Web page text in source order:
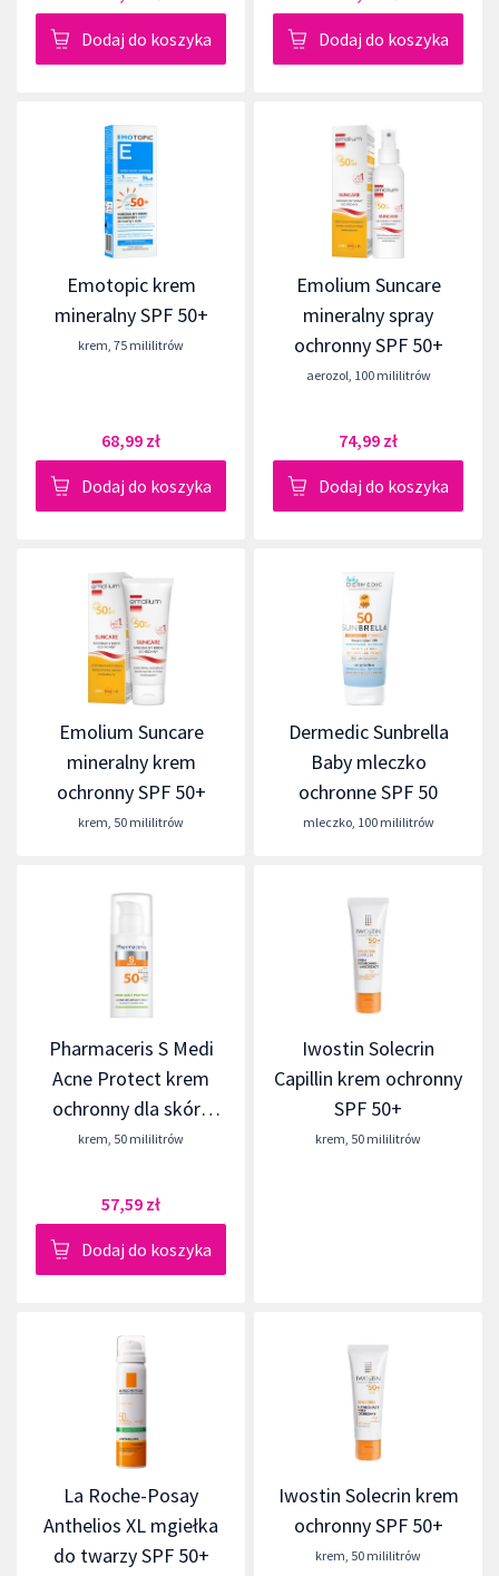
Dodaj do koszyka Dodaj do koszyka
Emotopic krem
mineralny SPF 50+
krem, 75 mililitrów
68,99 zł
Dodaj do koszyka
Emolium Suncare
mineralny spray
ochronny SPF 50+
aerozol, 100 mililitrów
74,99 zł
Dodaj do koszyka
Emolium Suncare
mineralny krem
ochronny SPF 50+
krem, 50 mililitrów
Dermedic Sunbrella
Baby mleczko
ochronne SPF 50
mleczko, 100 mililitrów
Pharmaceris S Medi
Acne Protect krem
ochronny dla skóry
trądzikowej, mieszanej
krem, 50 mililitrów
57,59 zł
Dodaj do koszyka
Iwostin Solecrin
Capillin krem ochronny
SPF 50+
krem, 50 mililitrów
La Roche-Posay
Anthelios XL mgiełka
do twarzy SPF 50+
Iwostin Solecrin krem
ochronny SPF 50+
krem, 50 mililitrów